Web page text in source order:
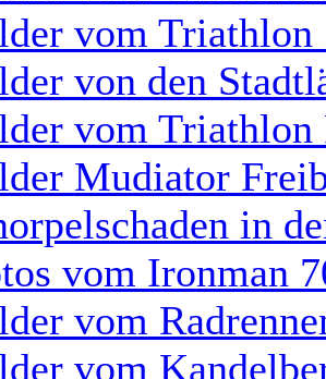
vom Triathlon
von den
vom Triathlon
Mudiator
in
vom Ironman
vom
vom